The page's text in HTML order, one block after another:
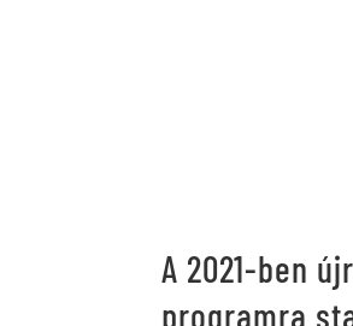
A 2021-ben
programra